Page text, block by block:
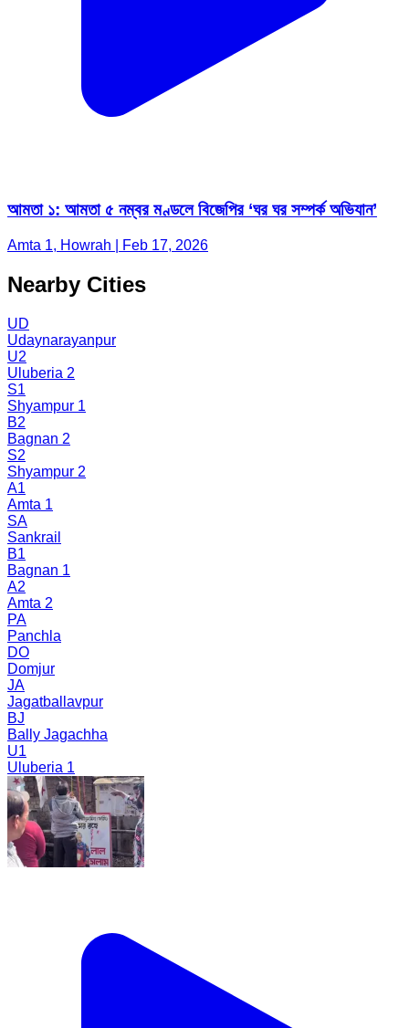
আমতা ১: আমতা ৫ নম্বর মণ্ডলে বিজেপির ‘ঘর ঘর সম্পর্ক অভিযান’
Amta 1, Howrah | Feb 17, 2026
Nearby Cities
UD
Udaynarayanpur
U2
Uluberia 2
S1
Shyampur 1
B2
Bagnan 2
S2
Shyampur 2
A1
Amta 1
SA
Sankrail
B1
Bagnan 1
A2
Amta 2
PA
Panchla
DO
Domjur
JA
Jagatballavpur
BJ
Bally Jagachha
U1
Uluberia 1